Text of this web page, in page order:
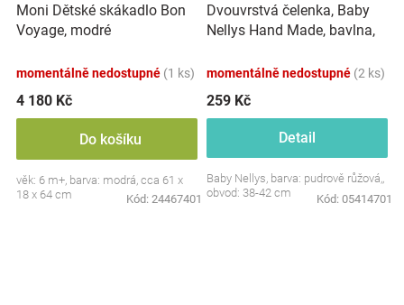
Moni Dětské skákadlo Bon
Voyage, modré
momentálně nedostupné (1 ks)
4 180 Kč
Do košíku
věk: 6 m+, barva: modrá, cca 61 x
18 x 64 cm
Kód: 24467401
Dvouvrstvá čelenka, Baby
Nellys Hand Made, bavlna,
růžová, 80/98
momentálně nedostupné (2 ks)
259 Kč
Detail
Baby Nellys, barva: pudrově růžová,,
obvod: 38-42 cm
Kód: 05414701